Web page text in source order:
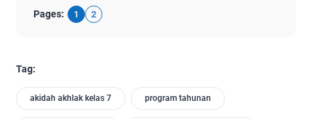
Pages: 1 2
Tag:
akidah akhlak kelas 7 program tahunan